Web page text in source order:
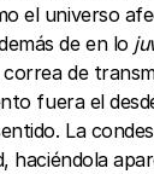
el universo
de en lo
de
fuera el
La
haciéndola